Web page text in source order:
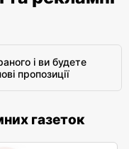
і ви будете
пропозиції
газеток